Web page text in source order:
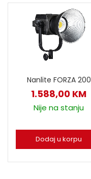
Nanlite FORZA 200
1.588,00 KM
Nije na stanju
Dodaj u korpu